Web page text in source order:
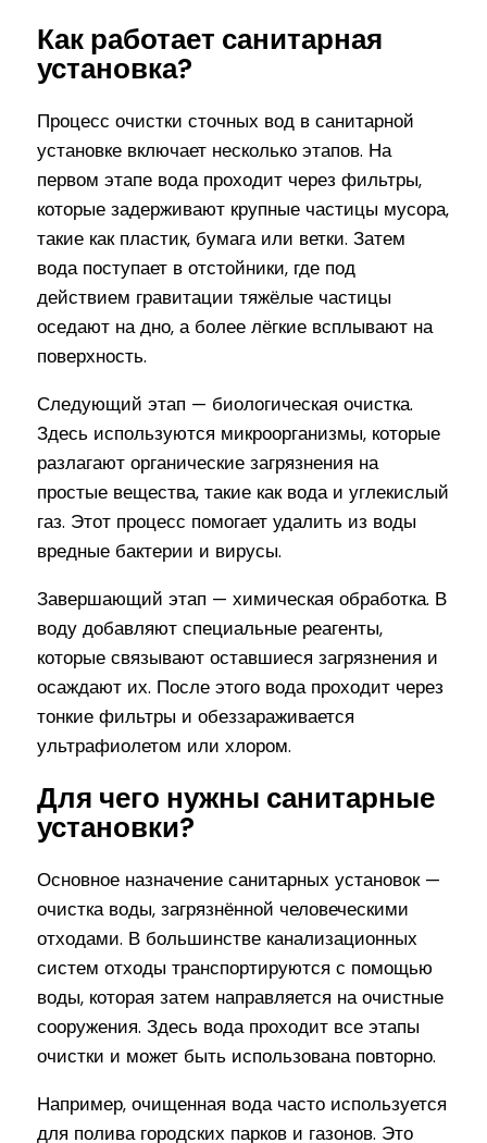
Как работает санитарная
установка?
Процесс очистки сточных вод в санитарной
установке включает несколько этапов. На
первом этапе вода проходит через фильтры,
которые задерживают крупные частицы мусора,
такие как пластик, бумага или ветки. Затем
вода поступает в отстойники, где под
действием гравитации тяжёлые частицы
оседают на дно, а более лёгкие всплывают на
поверхность.
Следующий этап — биологическая очистка.
Здесь используются микроорганизмы, которые
разлагают органические загрязнения на
простые вещества, такие как вода и углекислый
газ. Этот процесс помогает удалить из воды
вредные бактерии и вирусы.
Завершающий этап — химическая обработка. В
воду добавляют специальные реагенты,
которые связывают оставшиеся загрязнения и
осаждают их. После этого вода проходит через
тонкие фильтры и обеззараживается
ультрафиолетом или хлором.
Для чего нужны санитарные
установки?
Основное назначение санитарных установок —
очистка воды, загрязнённой человеческими
отходами. В большинстве канализационных
систем отходы транспортируются с помощью
воды, которая затем направляется на очистные
сооружения. Здесь вода проходит все этапы
очистки и может быть использована повторно.
Например, очищенная вода часто используется
для полива городских парков и газонов. Это